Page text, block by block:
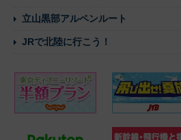
立山黒部アルペンルート
JRで北陸に行こう！